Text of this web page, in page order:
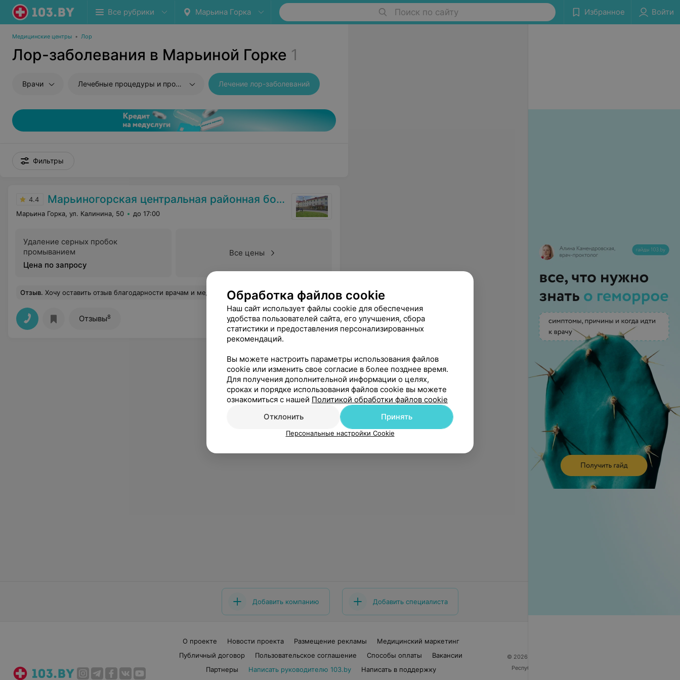
Все рубрики Марьина Горка Поиск по сайту Избранное Войти
Медицинские центры • Лор
Лор-заболевания в Марьиной Горке 1
Врачи Лечебные процедуры и промывания Лечение лор-заболеваний
Фильтры
4.4 Марьиногорская центральная районная больница
Марьина Горка, ул. Калинина, 50 до 17:00
Удаление серных пробок
промыванием
Цена по запросу
Все цены
Отзыв. Хочу оставить отзыв благодарности врачам и мед. сестрам неврологического отделения больницы, 15.06.2026 прибыла в отделение по скорой с сильными болями в спине сама уже на ноги не становилась, но благодаря опытности врача Татьяне Ивановне и ее внимательности быстро поставили на ноги . Врач от бога, любит свою работу. Спасибо так же старшей медсестре Анне Николаевне. Благодаря им в отделении очень внимательное и бережное отношение к пациентам, я лежала под капельницей, наблюдая за всеми поступающими, которым также была оказана своевременная помощь! Весь медицинский персонал замечательно работает и помогает людям! Огромная благодарность!!! Так же хочу заметить очень чисто санитарочки убирают бесконечно и чисто. Хочу что бы и руководство больницы заметили мой отзыв. Спасибо вам. Еще
Отзывы8
Добавить компанию Добавить специалиста
О проекте Новости проекта Размещение рекламы
Медицинский маркетинг
Публичный договор
Пользовательское соглашение Способы оплаты
Вакансии
Партнеры
Написать руководителю 103.by
Написать в поддержку
© 2026 ООО «Артокс Лаб», УНП 191700409
Республика Беларусь, г. Минск, улица Толбухина, 2,
Обработка файлов cookie
Наш сайт использует файлы cookie для обеспечения
удобства пользователей сайта, его улучшения, сбора
статистики и предоставления персонализированных
рекомендаций.
Вы можете настроить параметры использования файлов
cookie или изменить свое согласие в более позднее время.
Для получения дополнительной информации о целях,
сроках и порядке использования файлов cookie вы можете
ознакомиться с нашей Политикой обработки файлов cookie
Отклонить
Принять
Персональные настройки Cookie